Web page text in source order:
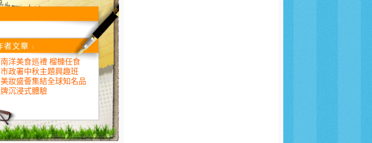
南洋美食巡禮 榴槤任食
市政署中秋主題興趣班
美妝盛薈集結全球知名品
牌沉浸式體驗